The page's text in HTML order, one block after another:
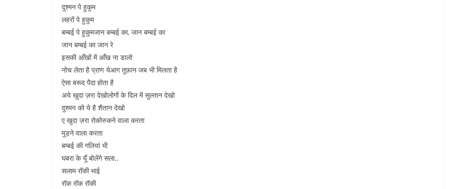
दुश्मन पे हुकुम
लहरों पे हुकुम
बम्बई पे हुकुमजान बम्बई का, जान बम्बई का
जान बम्बई का जान रे
इसकी आँखों में आँख ना डालो
नोच लेता है प्राण येआग तूफ़ान जब भी मिलता है
ऐसा बरूद पैदा होता है
अये खुदा ज़रा देखोलोगों के दिल में सुल्तान देखो
दुश्मन को ये है शैतान देखो
ए खुदा ज़रा रोकोरुकने वाला करता
मुड़ने वाला करता
बम्बई की गलियां भी
घबरा के यूँ बोलेंगे सला..
सलाम रॉकी भाई
रॉक रॉक रॉकी